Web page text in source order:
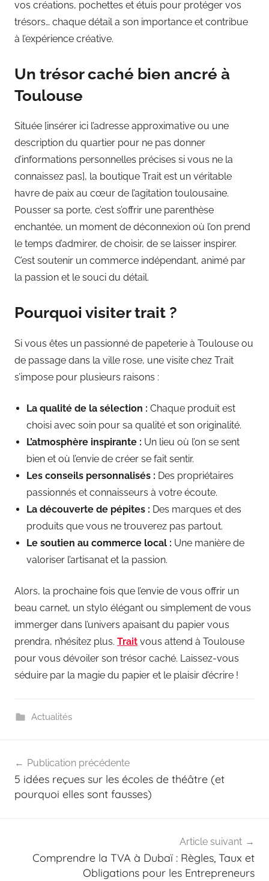
vos créations, pochettes et étuis pour protéger vos
trésors… chaque détail a son importance et contribue
à l’expérience créative.
Un trésor caché bien ancré à
Toulouse
Située [insérer ici l’adresse approximative ou une
description du quartier pour ne pas donner
d’informations personnelles précises si vous ne la
connaissez pas], la boutique Trait est un véritable
havre de paix au cœur de l’agitation toulousaine.
Pousser sa porte, c’est s’offrir une parenthèse
enchantée, un moment de déconnexion où l’on prend
le temps d’admirer, de choisir, de se laisser inspirer.
C’est soutenir un commerce indépendant, animé par
la passion et le souci du détail.
Pourquoi visiter trait ?
Si vous êtes un passionné de papeterie à Toulouse ou
de passage dans la ville rose, une visite chez Trait
s’impose pour plusieurs raisons :
La qualité de la sélection : Chaque produit est
choisi avec soin pour sa qualité et son originalité.
L’atmosphère inspirante : Un lieu où l’on se sent
bien et où l’envie de créer se fait sentir.
Les conseils personnalisés : Des propriétaires
passionnés et connaisseurs à votre écoute.
La découverte de pépites : Des marques et des
produits que vous ne trouverez pas partout.
Le soutien au commerce local : Une manière de
valoriser l’artisanat et la passion.
Alors, la prochaine fois que l’envie de vous offrir un
beau carnet, un stylo élégant ou simplement de vous
immerger dans l’univers apaisant du papier vous
prendra, n’hésitez plus. Trait vous attend à Toulouse
pour vous dévoiler son trésor caché. Laissez-vous
séduire par la magie du papier et le plaisir d’écrire !
Actualités
de
l’article
Publication précédente
5 idées reçues sur les écoles de théâtre (et
pourquoi elles sont fausses)
Article suivant
Comprendre la TVA à Dubaï : Règles, Taux et
Obligations pour les Entrepreneurs